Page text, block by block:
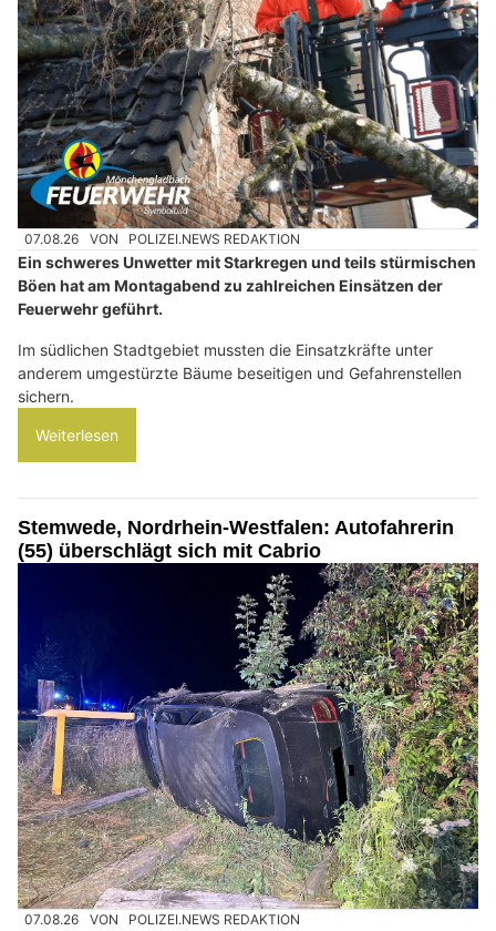
07.08.26 VON POLIZEI.NEWS REDAKTION
Ein schweres Unwetter mit Starkregen und teils stürmischen
Böen hat am Montagabend zu zahlreichen Einsätzen der
Feuerwehr geführt.
Im südlichen Stadtgebiet mussten die Einsatzkräfte unter
anderem umgestürzte Bäume beseitigen und Gefahrenstellen
sichern.
Weiterlesen
Stemwede, Nordrhein-Westfalen: Autofahrerin
(55) überschlägt sich mit Cabrio
07.08.26 VON POLIZEI.NEWS REDAKTION